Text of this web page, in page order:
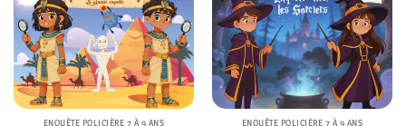
ENQUÊTE POLICIÈRE 7 À 9 ANS ENQUÊTE POLICIÈRE 7 À 9 ANS